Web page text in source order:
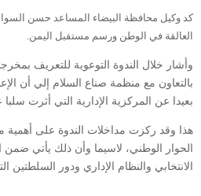
كد وكيل محافظة البيضاء المساعد حسن
العالقة في الوطن ورسم مستقبل اليمن.
وأشار خلال الندوة التوعوية للتعريف
بالتعاون مع منظمة صناع السلام إلي أن
بعيدا عن المركزية الإدارية التي أثرت
هذا وقد ركزت مداخلات الندوة على أهمية
الحوار الوطني، لاسيما وأن ذلك يأتي ضمن
الانتخابي والنظام الإداري ودور السلطتين